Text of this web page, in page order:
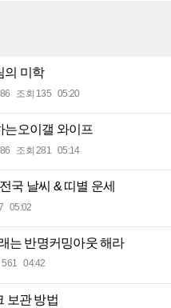
의 미학
조회 135 05:20
는오이갤 와이프
조회 281 05:14
국 날씨 & 띠별 운세
05:02
는 반명커밍아웃 해라
561 04:42
보관 방법